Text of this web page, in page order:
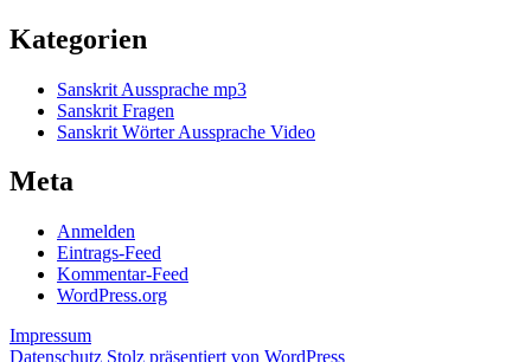
Kategorien
Sanskrit Aussprache mp3
Sanskrit Fragen
Sanskrit Wörter Aussprache Video
Meta
Anmelden
Eintrags-Feed
Kommentar-Feed
WordPress.org
Impressum
Datenschutz Stolz präsentiert von WordPress